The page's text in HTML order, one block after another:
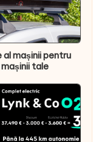
al mașinii pentru
tale